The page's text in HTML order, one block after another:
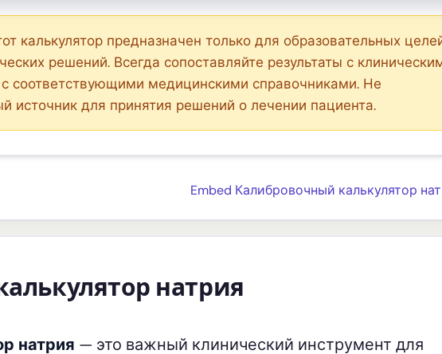
калькулятор предназначен только для образовательных
решений. Всегда сопоставляйте результаты с
соответствующими медицинскими справочниками. Не
источник для принятия решений о лечении пациента.
Embed Калибровочный калькулятор
натрия
натрия — это важный клинический инструмент для